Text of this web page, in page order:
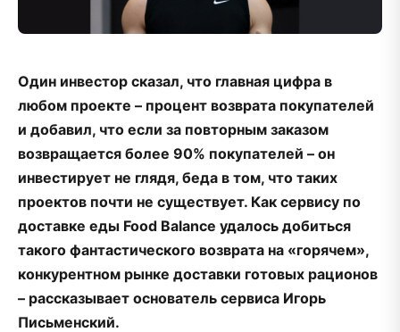
Один инвестор сказал, что главная цифра в
любом проекте – процент возврата покупателей
и добавил, что если за повторным заказом
возвращается более 90% покупателей – он
инвестирует не глядя, беда в том, что таких
проектов почти не существует. Как сервису по
доставке еды Food Balance удалось добиться
такого фантастического возврата на «горячем»,
конкурентном рынке доставки готовых рационов
– рассказывает основатель сервиса Игорь
Письменский.